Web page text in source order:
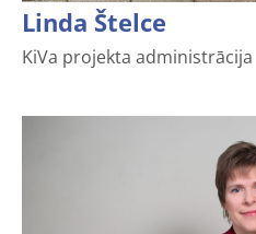
Linda Štelce
KiVa projekta administrācija